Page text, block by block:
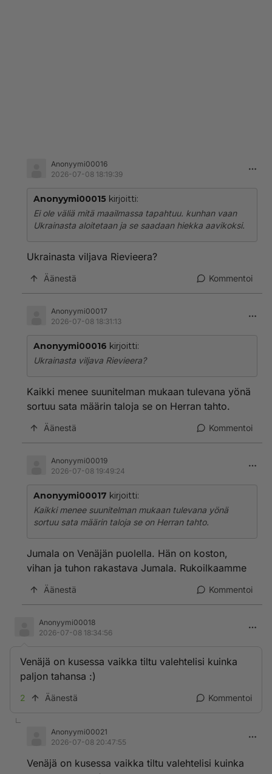
Anonyymi00016
2026-07-08 18:19:39
Anonyymi00015 kirjoitti:
Ei ole väliä mitä maailmassa tapahtuu. kunhan vaan
Ukrainasta aloitetaan ja se saadaan hiekka aavikoksi.
Ukrainasta viljava Rievieera?
Äänestä Kommentoi
Anonyymi00017
2026-07-08 18:31:13
Anonyymi00016 kirjoitti:
Ukrainasta viljava Rievieera?
Kaikki menee suunitelman mukaan tulevana yönä
sortuu sata määrin taloja se on Herran tahto.
Äänestä Kommentoi
Anonyymi00019
2026-07-08 19:49:24
Anonyymi00017 kirjoitti:
Kaikki menee suunitelman mukaan tulevana yönä
sortuu sata määrin taloja se on Herran tahto.
Jumala on Venäjän puolella. Hän on koston,
vihan ja tuhon rakastava Jumala. Rukoilkaamme
Äänestä Kommentoi
Anonyymi00018
2026-07-08 18:34:56
Venäjä on kusessa vaikka tiltu valehtelisi kuinka
paljon tahansa :)
2 Äänestä Kommentoi
Anonyymi00021
2026-07-08 20:47:55
Venäjä on kusessa vaikka tiltu valehtelisi kuinka